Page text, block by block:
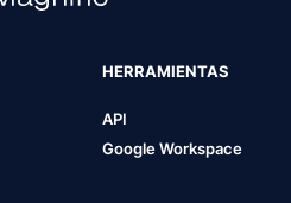
HERRAMIENTAS
API
Google Workspace